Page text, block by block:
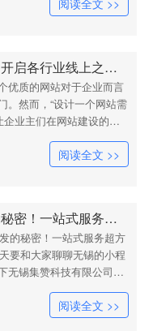
的行业洞察力，为企业剖
决策。先谈谈模板小程
阅读全文 >>
网站建设费用大揭秘：开启各行业线上之门的投资考量
优质的网站对于企业而言
。然而，“设计一个网站需
业主们在网站建设的道
设计费用并非一个固定不
综合影响，并且因行业的
电商行业为例，来剖析网
阅读全文 >>
解锁无锡小程序开发的秘密！一站式服务超方便
的秘密！一站式服务超方
要和大家聊聊无锡的小程
无锡集赞科技有限公司
何为我们的生活带来便捷
程序？🤔小程序是一个不
需扫一扫或搜一下即可打
阅读全文 >>